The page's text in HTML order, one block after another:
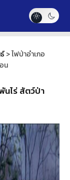
>ไฟป่าอำเภอ
น
นไร่ สัตว์ป่า